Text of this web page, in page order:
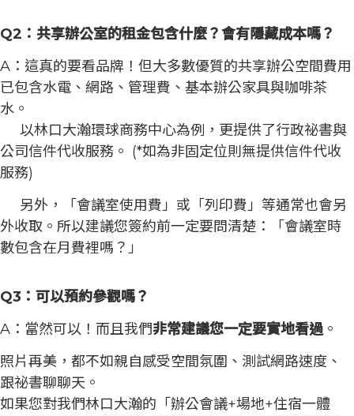
Q2：共享辦公室的租金包含什麼？會有隱藏成本嗎？
A：這真的要看品牌！但大多數優質的共享辦公空間費用
已包含水電、網路、管理費、基本辦公家具與咖啡茶
水。
以林口大瀚環球商務中心為例，更提供了行政祕書與
公司信件代收服務。 (*如為非固定位則無提供信件代收
服務)
另外，「會議室使用費」或「列印費」等通常也會另
外收取。所以建議您簽約前一定要問清楚：「會議室時
數包含在月費裡嗎？」
Q3：可以預約參觀嗎？
A：當然可以！而且我們非常建議您一定要實地看過。
照片再美，都不如親自感受空間氛圍、測試網路速度、
跟祕書聊聊天。
如果您對我們林口大瀚的「辦公會議+場地+住宿一體